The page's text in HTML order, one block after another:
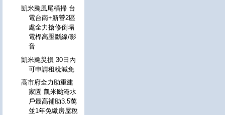
凱米颱風尾橫掃 台
電台南+新營2區
處全力搶修倒塌
電桿高壓斷線/影
音
凱米颱災損 30日內
可申請租稅減免
高市府全力助重建
家園 凱米颱淹水
戶最高補助3.5萬
並1年免繳房屋稅